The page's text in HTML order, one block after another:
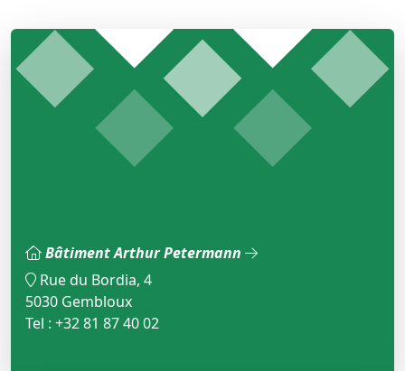
Bâtiment Arthur Petermann
Rue du Bordia, 4
5030 Gembloux
Tel : +32 81 87 40 02